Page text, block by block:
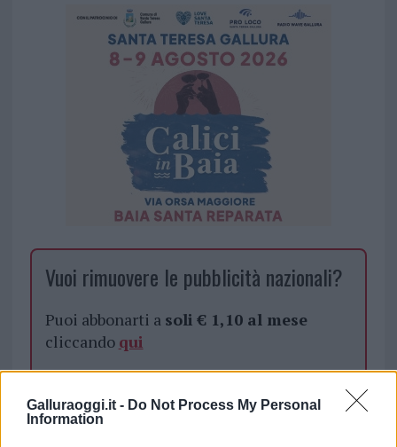
Galluraoggi.it - Do Not Process My Personal
Information
Vuoi rimuovere le pubblicità nazionali?
Puoi abbonarti a soli € 1,10 al mese
cliccando qui
Sei già abbonato?